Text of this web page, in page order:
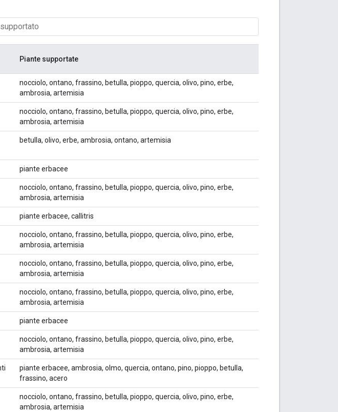
Piante supportate
nocciolo, ontano, frassino, betulla, pioppo, quercia, olivo, pino, erbe,
ambrosia, artemisia
nocciolo, ontano, frassino, betulla, pioppo, quercia, olivo, pino, erbe,
ambrosia, artemisia
betulla, olivo, erbe, ambrosia, ontano, artemisia
piante erbacee
nocciolo, ontano, frassino, betulla, pioppo, quercia, olivo, pino, erbe,
ambrosia, artemisia
piante erbacee, callitris
nocciolo, ontano, frassino, betulla, pioppo, quercia, olivo, pino, erbe,
ambrosia, artemisia
nocciolo, ontano, frassino, betulla, pioppo, quercia, olivo, pino, erbe,
ambrosia, artemisia
nocciolo, ontano, frassino, betulla, pioppo, quercia, olivo, pino, erbe,
ambrosia, artemisia
piante erbacee
nocciolo, ontano, frassino, betulla, pioppo, quercia, olivo, pino, erbe,
ambrosia, artemisia
piante erbacee, ambrosia, olmo, quercia, ontano, pino, pioppo, betulla,
frassino, acero
nocciolo, ontano, frassino, betulla, pioppo, quercia, olivo, pino, erbe,
ambrosia, artemisia